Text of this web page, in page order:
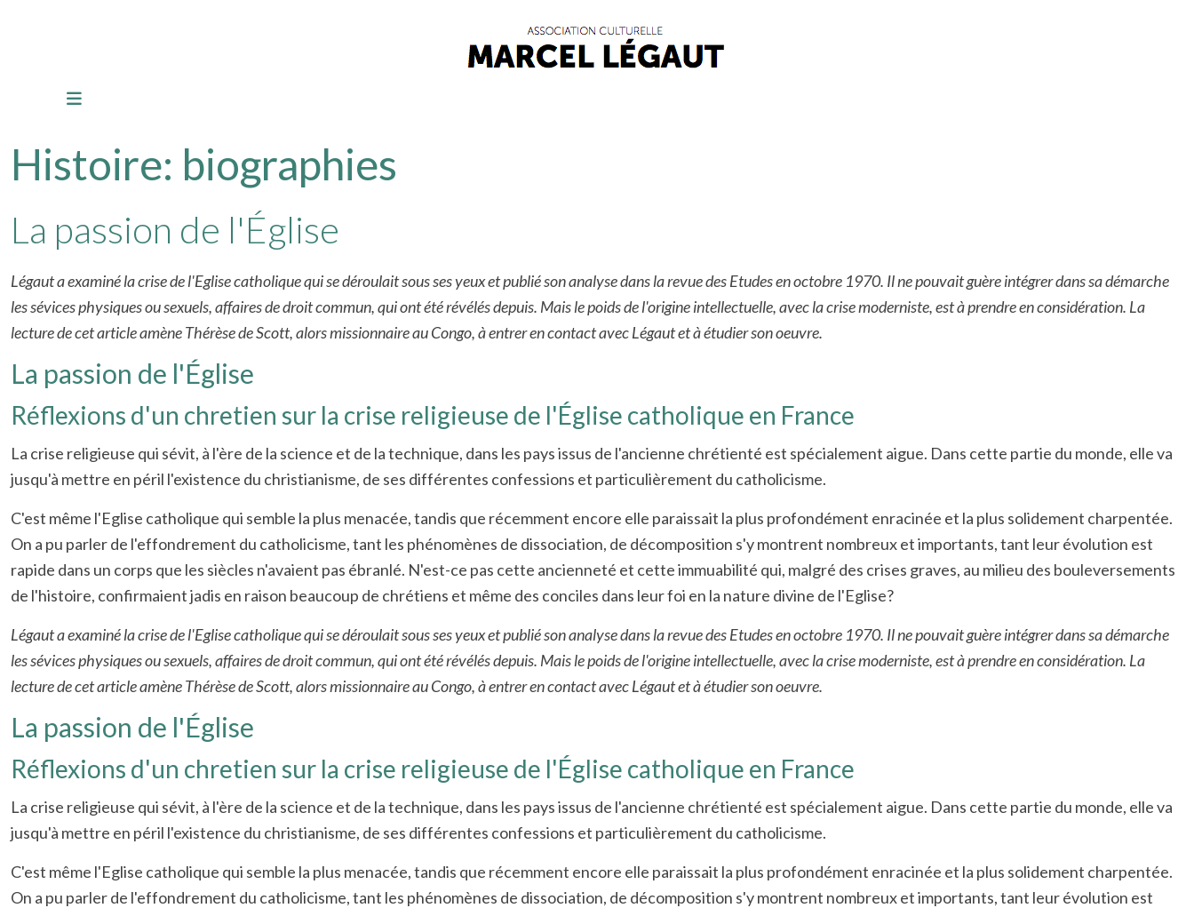
Histoire: biographies
La passion de l'Église
Légaut a examiné la crise de l'Eglise catholique qui se déroulait sous ses yeux et publié son analyse dans la revue des Etudes en octobre 1970. Il ne pouvait guère intégrer dans sa démarche
les sévices physiques ou sexuels, affaires de droit commun, qui ont été révélés depuis. Mais le poids de l'origine intellectuelle, avec la crise moderniste, est à prendre en considération. La
lecture de cet article amène Thérèse de Scott, alors missionnaire au Congo, à entrer en contact avec Légaut et à étudier son oeuvre.
La passion de l'Église
Réflexions d'un chretien sur la crise religieuse de l'Église catholique en France
La crise religieuse qui sévit, à l'ère de la science et de la technique, dans les pays issus de l'ancienne chrétienté est spécialement aigue. Dans cette partie du monde, elle va
jusqu'à mettre en péril l'existence du christianisme, de ses différentes confessions et particulièrement du catholicisme.
C'est même l'Eglise catholique qui semble la plus menacée, tandis que récemment encore elle paraissait la plus profondément enracinée et la plus solidement charpentée.
On a pu parler de l'effondrement du catholicisme, tant les phénomènes de dissociation, de décomposition s'y montrent nombreux et importants, tant leur évolution est
rapide dans un corps que les siècles n'avaient pas ébranlé. N'est-ce pas cette ancienneté et cette immuabilité qui, malgré des crises graves, au milieu des bouleversements
de l'histoire, confirmaient jadis en raison beaucoup de chrétiens et même des conciles dans leur foi en la nature divine de l'Eglise?
Légaut a examiné la crise de l'Eglise catholique qui se déroulait sous ses yeux et publié son analyse dans la revue des Etudes en octobre 1970. Il ne pouvait guère intégrer dans sa démarche
les sévices physiques ou sexuels, affaires de droit commun, qui ont été révélés depuis. Mais le poids de l'origine intellectuelle, avec la crise moderniste, est à prendre en considération. La
lecture de cet article amène Thérèse de Scott, alors missionnaire au Congo, à entrer en contact avec Légaut et à étudier son oeuvre.
La passion de l'Église
Réflexions d'un chretien sur la crise religieuse de l'Église catholique en France
La crise religieuse qui sévit, à l'ère de la science et de la technique, dans les pays issus de l'ancienne chrétienté est spécialement aigue. Dans cette partie du monde, elle va
jusqu'à mettre en péril l'existence du christianisme, de ses différentes confessions et particulièrement du catholicisme.
C'est même l'Eglise catholique qui semble la plus menacée, tandis que récemment encore elle paraissait la plus profondément enracinée et la plus solidement charpentée.
On a pu parler de l'effondrement du catholicisme, tant les phénomènes de dissociation, de décomposition s'y montrent nombreux et importants, tant leur évolution est